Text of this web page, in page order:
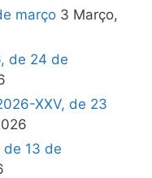
março 3 Março,
de 24 de
XXV, de 23
de 13 de